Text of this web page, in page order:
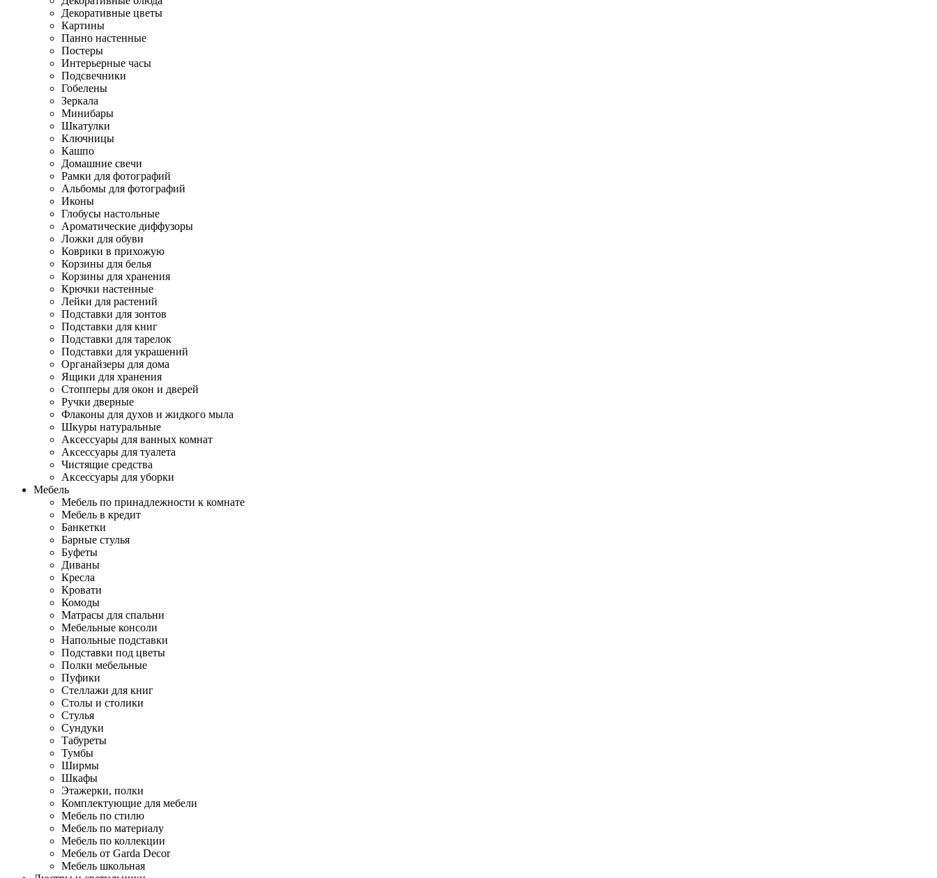
Декоративные цветы
Картины
Панно настенные
Постеры
Интерьерные часы
Подсвечники
Гобелены
Зеркала
Минибары
Шкатулки
Ключницы
Кашпо
Домашние свечи
Рамки для фотографий
Альбомы для фотографий
Иконы
Глобусы настольные
Ароматические диффузоры
Ложки для обуви
Коврики в прихожую
Корзины для белья
Корзины для хранения
Крючки настенные
Лейки для растений
Подставки для зонтов
Подставки для книг
Подставки для тарелок
Подставки для украшений
Органайзеры для дома
Ящики для хранения
Стопперы для окон и дверей
Ручки дверные
Флаконы для духов и жидкого мыла
Шкуры натуральные
Аксессуары для ванных комнат
Аксессуары для туалета
Чистящие средства
Аксессуары для уборки
Мебель
Мебель по принадлежности к комнате
Мебель в кредит
Банкетки
Барные стулья
Буфеты
Диваны
Кресла
Кровати
Комоды
Матрасы для спальни
Мебельные консоли
Напольные подставки
Подставки под цветы
Полки мебельные
Пуфики
Стеллажи для книг
Столы и столики
Стулья
Сундуки
Табуреты
Тумбы
Ширмы
Шкафы
Этажерки, полки
Комплектующие для мебели
Мебель по стилю
Мебель по материалу
Мебель по коллекции
Мебель от Garda Decor
Мебель школьная